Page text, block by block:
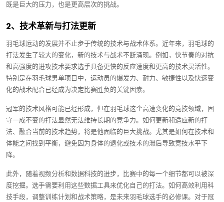
既是巨大的压力，也是更高层次的挑战。
2、技术革新与打法更新
羽毛球运动的发展并不止步于传统的技术与战术体系。近年来，羽毛球的
打法发生了较大的变化，新的技术与战术不断涌现。例如，快节奏的对抗
和高强度的进攻技术要求选手具备更快的反应速度和更高的技术灵活性。
特别是在羽毛球男单项目中，运动员的爆发力、耐力、敏捷性以及快速变
化的战术配合已经成为决定比赛胜负的关键因素。
冠军的技术风格可能已经形成，但在羽毛球这个高速变化的竞技领域，固
守一成不变的打法显然无法维持长期的竞争力。如何更新和适应新的打
法、融合当前的技术趋势，将是他面临的巨大挑战。尤其是如何在技术和
体能之间找到平衡，避免因为身体的退化或技术的滞后导致竞技水平下
降。
此外，随着视频分析和数据科技的进步，比赛中的每一个细节都可以被深
度挖掘。选手需要利用这些数据工具来优化自己的打法。如何高效利用科
技手段，调整训练计划和战术策略，是未来羽毛球选手的必修课。对于冠